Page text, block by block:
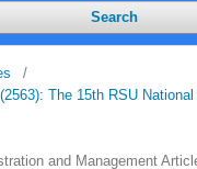
Search
/
The 15th RSU
and Management